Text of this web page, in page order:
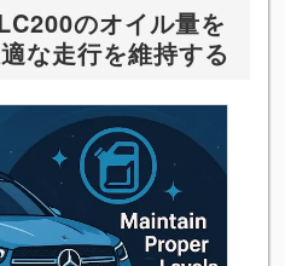
のオイル量を
な走行を維持する